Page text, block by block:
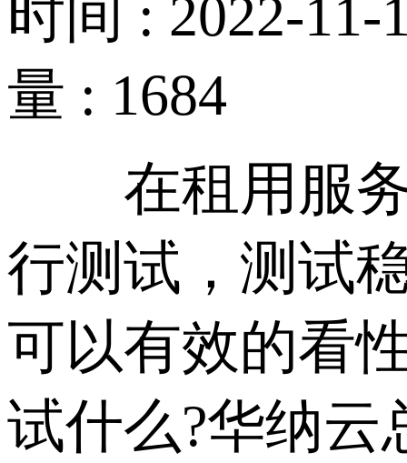
时间 : 2022-11-
量 : 1684
在租用服务
行测试，测试
可以有效的看
试什么?华纳